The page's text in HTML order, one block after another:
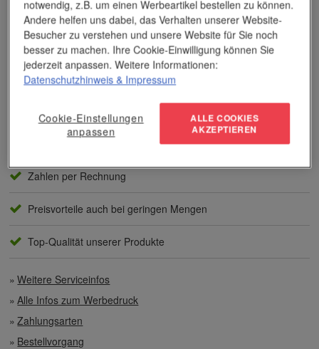
Das Unternehmen verfügt über jahrzehntelange Erfahrung im
Bereich der Werbemittelveredelung und im Werbeartikel-Markt.
Dieses Wissen kommt unseren Kunden tagtäglich zugute,
insbesondere wenn es um professionellenWerbedruck und
andere Veredelungsverfahren geht.
Individuelle Beratung
Zahlen per Rechnung
Preisvorteile auch bei geringen Mengen
Top-Qualität unserer Produkte
Weitere Serviceinfos
Alle Infos zum Werbedruck
Zahlungsarten
Bestellvorgang
notwendig, z.B. um einen Werbeartikel bestellen zu können.
Andere helfen uns dabei, das Verhalten unserer Website-
Besucher zu verstehen und unsere Website für Sie noch
besser zu machen. Ihre Cookie-Einwilligung können Sie
jederzeit anpassen. Weitere Informationen:
Datenschutzhinweis & Impressum
Cookie-Einstellungen
anpassen
ALLE COOKIES
AKZEPTIEREN